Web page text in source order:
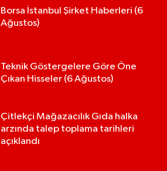
Borsa İstanbul Şirket Haberleri (6
Ağustos)
Teknik Göstergelere Göre Öne
Çıkan Hisseler (6 Ağustos)
Çitlekçi Mağazacılık Gıda halka
arzında talep toplama tarihleri
açıklandı